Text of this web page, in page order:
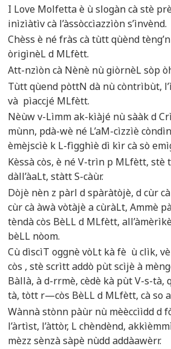
I Love Molfetta è ù slogàn cà stè
inìzìàtìv cà l’àssòccìazzìòn s’ìnvènd.
Chèss è né fràs cà tùtt qùènd
òrigìnèL d MLfètt.
Att-nzìòn cà Nènè nù giòrnèL sòp
Tùtt qùend pòttN dà nù còntrìbùt,
và pìaccjé MLfètt.
Nèùw v-Lìmm ak-kìàjé nù sààk d
mùnn, pdà-wè né L’aM-cìzzìè
èmèjscìè k L-fìgghìè dì kìr cà sò
Kèssà còs, è né V-trìn p MLfètt, stè
dàll’àaLt, stàtt S-càùr.
Dòjè nèn z pàrl d spàràtòjè, d cùr
cùr cà àwà vòtàjè a cùràLt, Ammè
tèndà còs BèLL d MLfètt,
bèLL nòom.
Cù dìscìT oggnè vòLt kà fè ù clìk,
còs , stè scrìtt addò pùt scìjè à
Bàllà, à d-rrmè, cèdè kà pùt V-s-tà,
tà, tòtt r—còs BèLL d MLfètt, cà so
Wànnà stònn pàùr nù mèèccììdd d
l’àrtìst, l’àttòr, L chèndènd,
mèzz sènzà sàpè nùdd addàawèrr.